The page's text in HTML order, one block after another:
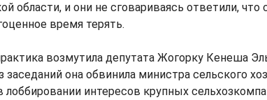
области, и они не сговариваясь ответили, что
время терять.
возмутила депутата Жогорку Кенеша
она обвинила министра сельского
интересов крупных